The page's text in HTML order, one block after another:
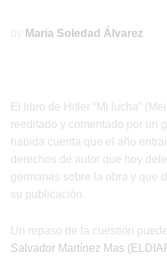
Maria Soledad Álvarez
El libro de Hitler “Mi lucha”
reeditado y comentado por un
habida cuenta que el año
derechos de autor que hoy
germanas sobre la obra y que
su publicación.
Un repaso de la cuestión
Salvador Martínez Mas